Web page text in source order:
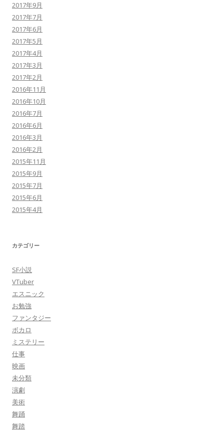
2017年9月
2017年7月
2017年6月
2017年5月
2017年4月
2017年3月
2017年2月
2016年11月
2016年10月
2016年7月
2016年6月
2016年3月
2016年2月
2015年11月
2015年9月
2015年7月
2015年6月
2015年4月
カテゴリー
SF小説
VTuber
エスニック
お勉強
ファンタジー
ボカロ
ミステリー
仕事
映画
未分類
演劇
美術
舞踊
舞踏